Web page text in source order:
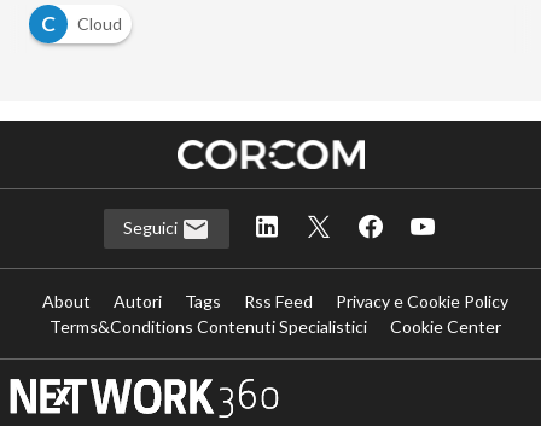
C
Cloud
Seguici
About Autori Tags Rss Feed
Privacy e Cookie Policy
Terms&Conditions Contenuti Specialistici
Cookie Center